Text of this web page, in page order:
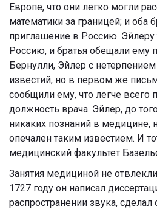
Европе, что они легко могли
математики за границей; и оба
приглашение в Россию. Эйлеру
Россию, и братья обещали ему
Бернулли, Эйлер с
известий, но в первом же
сообщили ему, что легче всего
должность врача. Эйлер, до
никаких познаний в медицине,
опечален таким известием. И
медицинский факультет
Занятия медициной не
1727 году он написал
распространении звука,